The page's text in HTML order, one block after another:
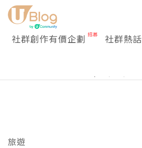
社群創作有價企劃 社群熱話
旅遊